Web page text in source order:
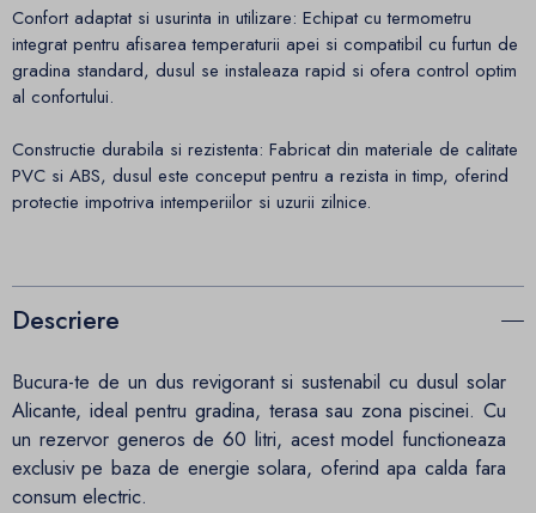
Confort adaptat si usurinta in utilizare: Echipat cu termometru
integrat pentru afisarea temperaturii apei si compatibil cu furtun de
gradina standard, dusul se instaleaza rapid si ofera control optim
al confortului.
Constructie durabila si rezistenta: Fabricat din materiale de calitate
PVC si ABS, dusul este conceput pentru a rezista in timp, oferind
protectie impotriva intemperiilor si uzurii zilnice.
Descriere
Bucura-te de un dus revigorant si sustenabil cu dusul solar
Alicante, ideal pentru gradina, terasa sau zona piscinei. Cu
un rezervor generos de 60 litri, acest model functioneaza
exclusiv pe baza de energie solara, oferind apa calda fara
consum electric.